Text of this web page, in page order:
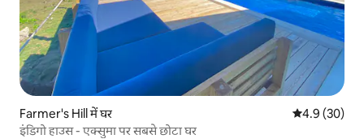
Farmer's Hill में घर औसत रेटिंग 5 में
4.9 (30)
इंडिगो हाउस - एक्सुमा पर सबसे छोटा घर